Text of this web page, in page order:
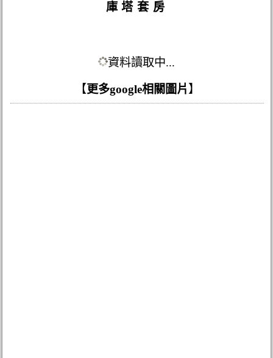
庫塔套房
資料讀取中...
【 更多google相關圖片 】